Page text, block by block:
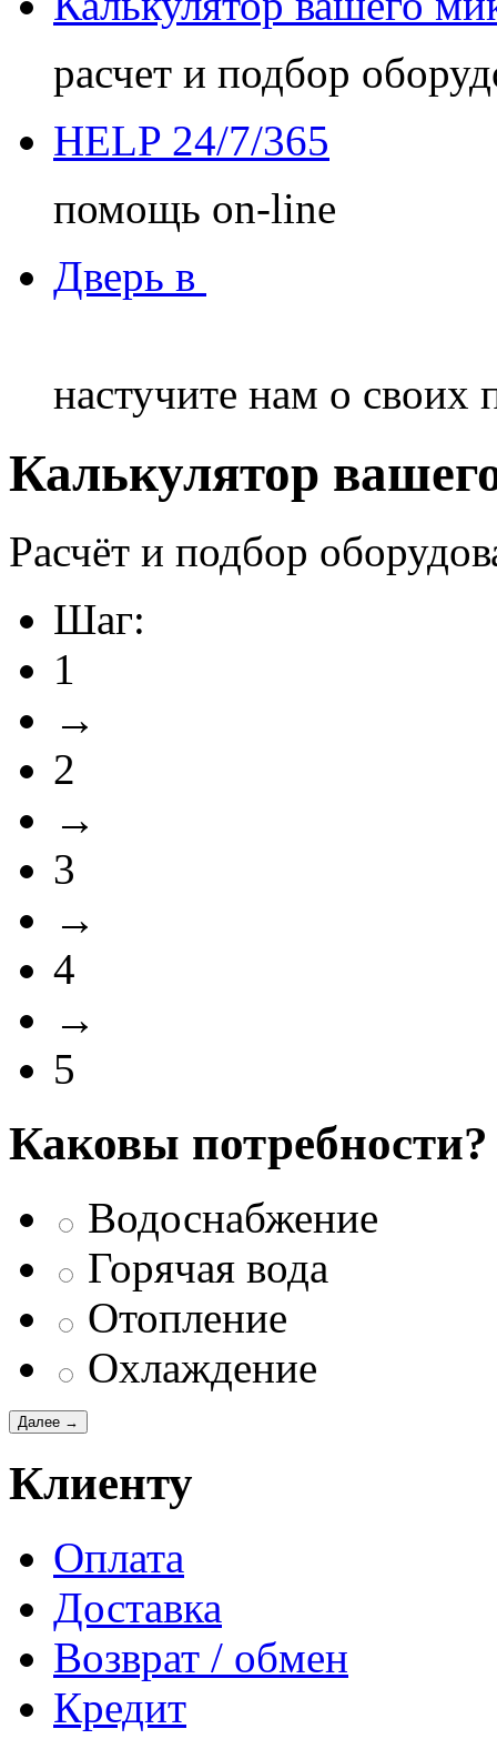
расчет и подбор
HELP 24/7/365
помощь on-line
Дверь в
настучите нам о своих
Калькулятор
Расчёт и подбор
Шаг:
1
→
2
→
3
→
4
→
5
Каковы потребности?
Водоснабжение
Горячая вода
Отопление
Охлаждение
Клиенту
Оплата
Доставка
Возврат / обмен
Кредит